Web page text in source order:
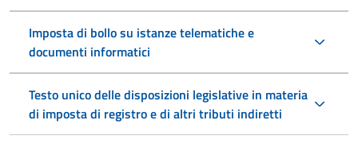
Imposta di bollo su istanze telematiche e
documenti informatici
Testo unico delle disposizioni legislative in materia
di imposta di registro e di altri tributi indiretti